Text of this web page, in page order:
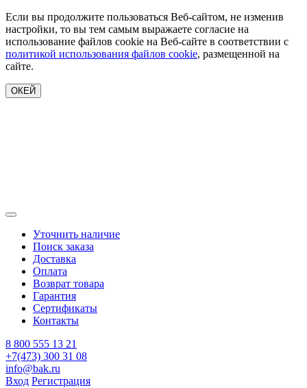
Если вы продолжите пользоваться Веб-сайтом, не изменив
настройки, то вы тем самым выражаете согласие на
использование файлов cookie на Веб-сайте в соответствии с
политикой использования файлов cookie, размещенной на
сайте.
ОКЕЙ
Уточнить наличие
Поиск заказа
Доставка
Оплата
Возврат товара
Гарантия
Сертификаты
Контакты
8 800 555 13 21
+7(473) 300 31 08
info@bak.ru
Вход Регистрация